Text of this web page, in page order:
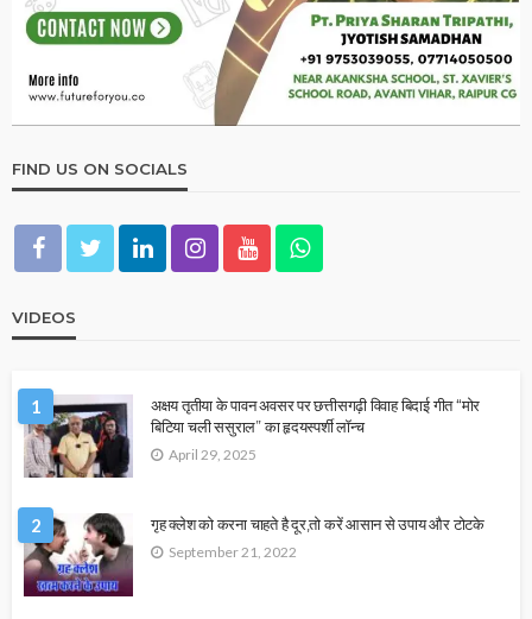
FIND US ON SOCIALS
VIDEOS
1
अक्षय तृतीया के पावन अवसर पर छत्तीसगढ़ी विवाह बिदाई गीत “मोर
बिटिया चली ससुराल” का हृदयस्पर्शी लॉन्च
April 29, 2025
2 गृह क्लेश को करना चाहते है दूर,तो करें आसान से उपाय और टोटके
September 21, 2022